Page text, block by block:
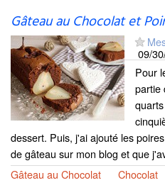
Gâteau au Chocolat et
09/
Pour
partie
dessert. Puis, j'ai ajouté les
de gâteau sur mon blog et que
Gâteau au Chocolat
Chocolat